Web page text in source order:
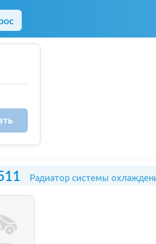
Радиатор системы